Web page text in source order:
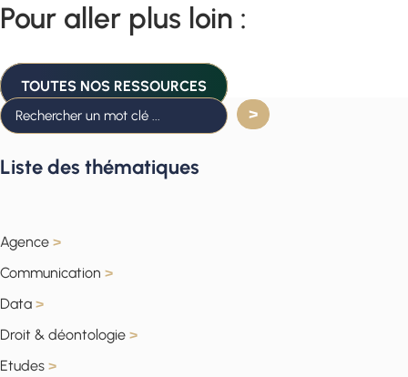
Pour aller plus loin :
TOUTES NOS RESSOURCES
Liste des thématiques
Agence >
Communication >
Data >
Droit & déontologie >
Etudes >